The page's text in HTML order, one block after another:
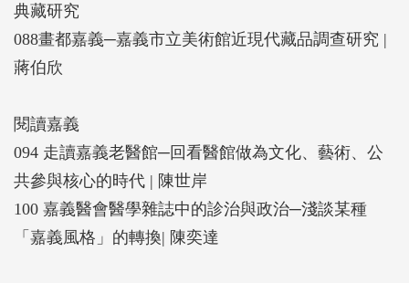
典藏研究
088畫都嘉義─嘉義市立美術館近現代藏品調查研究 |
蔣伯欣
閱讀嘉義
094 走讀嘉義老醫館─回看醫館做為文化、藝術、公
共參與核心的時代 | 陳世岸
100 嘉義醫會醫學雜誌中的診治與政治─淺談某種
「嘉義風格」的轉換| 陳奕達